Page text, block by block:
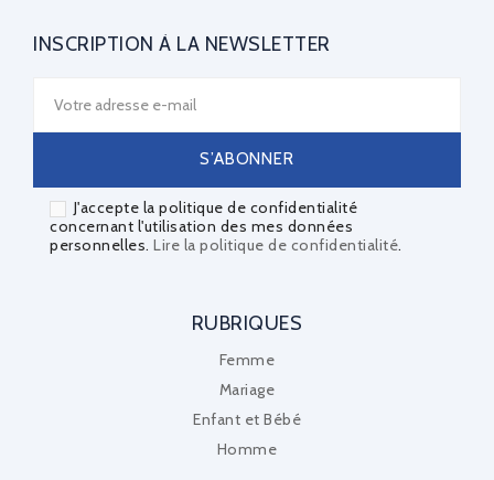
INSCRIPTION À LA NEWSLETTER
J'accepte la politique de confidentialité
concernant l'utilisation des mes données
personnelles. Lire la politique de confidentialité.
RUBRIQUES
Femme
Mariage
Enfant et Bébé
Homme